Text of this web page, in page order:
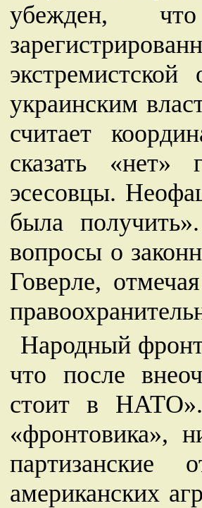
убежден,
украинским
считает
сказать «нет»
эсесовцы.
была
вопросы о
Говерле,
Народный
что после
стоит в
«фронтовика»,
американских